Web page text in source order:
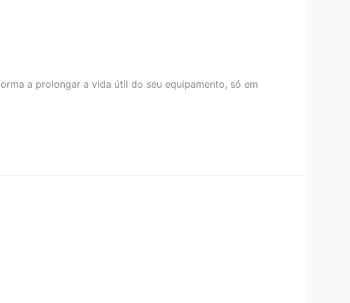
a prolongar a vida útil do seu equipamento, só em